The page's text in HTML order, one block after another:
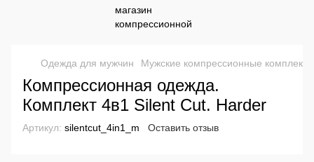
Одежда для мужчин Мужские компрессионные комплекты
Компрессионная одежда.
Комплект 4в1 Silent Cut. Harder
Артикул: silentcut_4in1_m Оставить отзыв